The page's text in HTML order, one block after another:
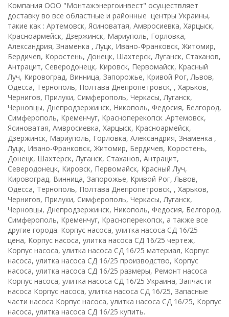
Компания ООО "Монтажэнергоинвест" осуществляет
доставку во все областные и районные центры Украины,
такие как : Артемовск, Ясиноватая, Амвросиевка, Харцыск,
Красноармейск, Дзержинск, Мариуполь, Горловка,
Александрия, Знаменка , Луцк, Ивано-Франковск, Житомир,
Бердичев, Коростень, Донецк, Шахтерск, Луганск, Стаханов,
Антрацит, Северодонецк, Кировск, Первомайск, Красный
Луч, Кировоград, Винница, Запорожье, Кривой Рог, Львов,
Одесса, Тернополь, Полтава Днепропетровск, , Харьков,
Чернигов, Прилуки, Симферополь, Черкасы, Луганск,
Черновцы, Днепродзержинск, Никополь, Федосия, Белгород,
Симферополь, Кременчуг, Красноперекопск .Артемовск,
Ясиноватая, Амвросиевка, Харцыск, Красноармейск,
Дзержинск, Мариуполь, Горловка, Александрия, Знаменка ,
Луцк, Ивано-Франковск, Житомир, Бердичев, Коростень,
Донецк, Шахтерск, Луганск, Стаханов, Антрацит,
Северодонецк, Кировск, Первомайск, Красный Луч,
Кировоград, Винница, Запорожье, Кривой Рог, Львов,
Одесса, Тернополь, Полтава Днепропетровск, , Харьков,
Чернигов, Прилуки, Симферополь, Черкасы, Луганск,
Черновцы, Днепродзержинск, Никополь, Федосия, Белгород,
Симферополь, Кременчуг, Красноперекопск, а также все
другие города. Корпус насоса, улитка насоса СД 16/25
цена, Корпус насоса, улитка насоса СД 16/25 чертеж,
Корпус насоса, улитка насоса СД 16/25 материал, Корпус
насоса, улитка насоса СД 16/25 производство, Корпус
насоса, улитка насоса СД 16/25 размеры, Ремонт насоса
Корпус насоса, улитка насоса СД 16/25 Украина, Запчасти
насоса Корпус насоса, улитка насоса СД 16/25, Запасные
части насоса Корпус насоса, улитка насоса СД 16/25, Корпус
насоса, улитка насоса СД 16/25 купить.